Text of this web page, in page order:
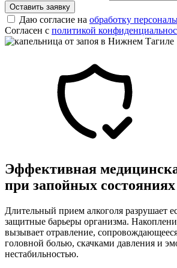
Оставить заявку
Даю согласие на обработку
Согласен с политикой
Эффективная
при запойных состояниях
Длительный прием алкоголя разрушает
защитные барьеры организма.
вызывает отравление,
головной болью, скачками давления и
нестабильностью.